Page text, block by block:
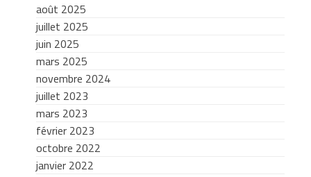
août 2025
juillet 2025
juin 2025
mars 2025
novembre 2024
juillet 2023
mars 2023
février 2023
octobre 2022
janvier 2022